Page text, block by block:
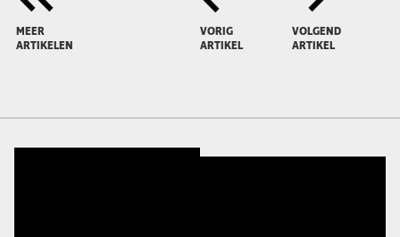
MEER
ARTIKELEN
VORIG
ARTIKEL
VOLGEND
ARTIKEL